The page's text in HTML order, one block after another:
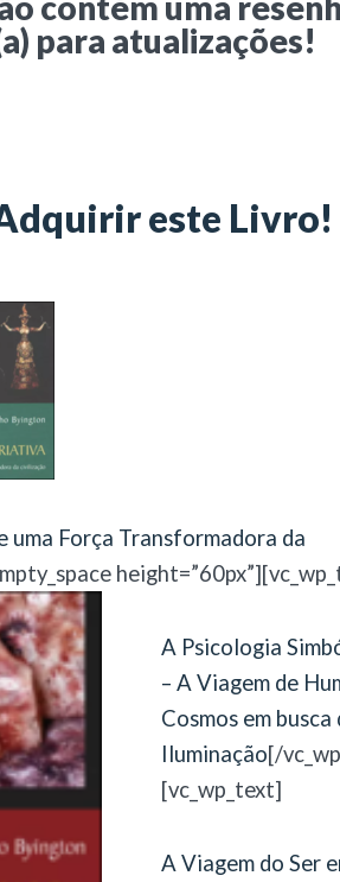
para atualizações!
este Livro!
uma Força Transformadora da
A Psicologia
– A Viagem de
Cosmos em busca
Iluminação[/
[vc_wp_text]
A Viagem do Ser